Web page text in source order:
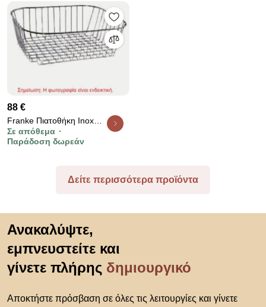
88 €
Franke Πιατοθήκη Inox
30x37,5cm
Σε απόθεμα
Παράδοση δωρεάν
Δείτε περισσότερα προϊόντα
Ανακαλύψτε,
εμπνευστείτε και
γίνετε πλήρης δημιουργικό
Αποκτήστε πρόσβαση σε όλες τις λειτουργίες και γίνετε